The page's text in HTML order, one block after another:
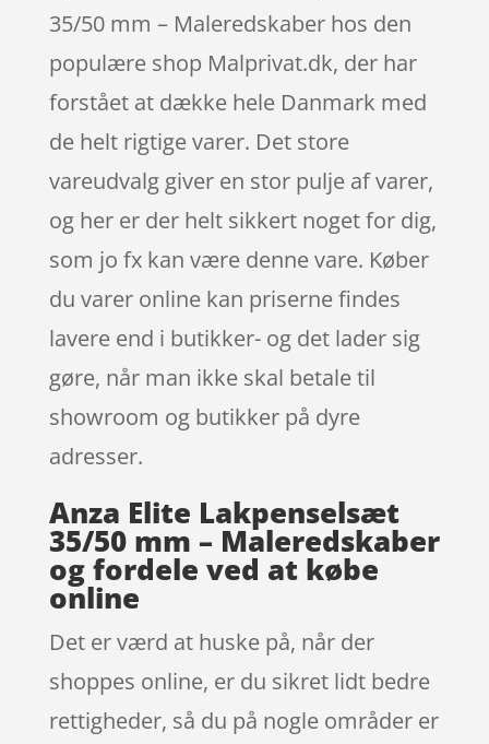
35/50 mm – Maleredskaber hos den
populære shop Malprivat.dk, der har
forstået at dække hele Danmark med
de helt rigtige varer. Det store
vareudvalg giver en stor pulje af varer,
og her er der helt sikkert noget for dig,
som jo fx kan være denne vare. Køber
du varer online kan priserne findes
lavere end i butikker- og det lader sig
gøre, når man ikke skal betale til
showroom og butikker på dyre
adresser.
Anza Elite Lakpenselsæt
35/50 mm – Maleredskaber
og fordele ved at købe
online
Det er værd at huske på, når der
shoppes online, er du sikret lidt bedre
rettigheder, så du på nogle områder er